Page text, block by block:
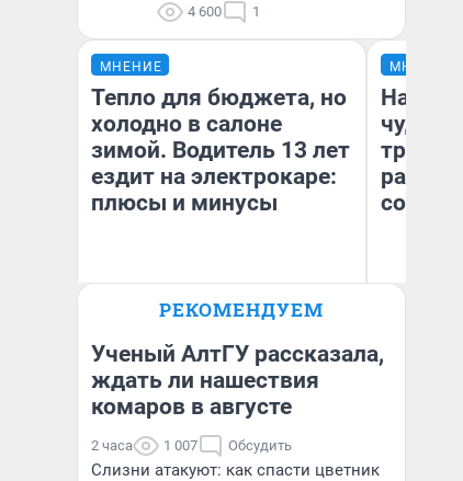
4 600 1
МНЕНИЕ
Тепло для бюджета, но
холодно в салоне
зимой. Водитель 13 лет
ездит на электрокаре:
плюсы и минусы
Денис Дедюхин
МНЕНИЕ
чудом
РЕКОМЕНДУЕМ
Ученый АлтГУ рассказала,
ждать ли нашествия
комаров в августе
2 часа 1 007 Обсудить
Слизни атакуют: как спасти цветник